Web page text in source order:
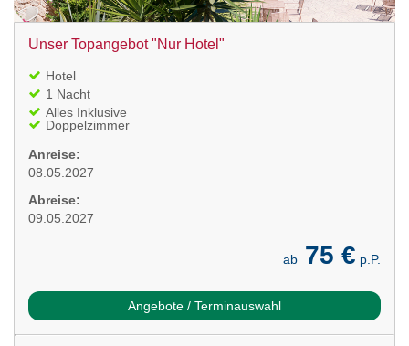
Unser Topangebot "Nur Hotel"
Hotel
1 Nacht
Alles Inklusive
Doppelzimmer
Anreise:
08.05.2027
Abreise:
09.05.2027
ab 75 € p.P.
Angebote / Terminauswahl